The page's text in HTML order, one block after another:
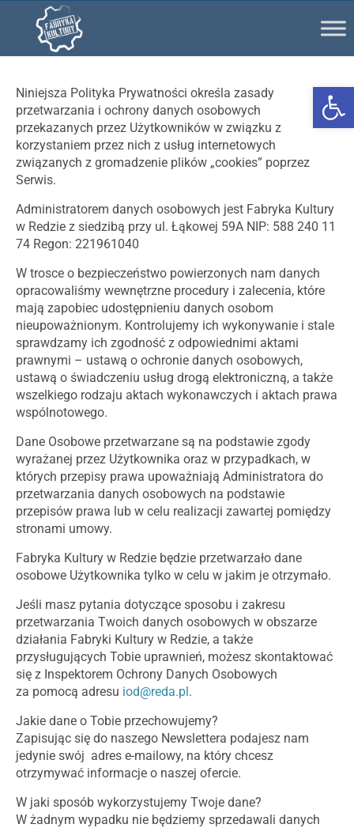
Niniejsza Polityka Prywatności określa zasady
przetwarzania i ochrony danych osobowych
przekazanych przez Użytkowników w związku z
korzystaniem przez nich z usług internetowych
związanych z gromadzenie plików „cookies” poprzez
Serwis.
Administratorem danych osobowych jest Fabryka Kultury
w Redzie z siedzibą przy ul. Łąkowej 59A NIP: 588 240 11
74 Regon: 221961040
W trosce o bezpieczeństwo powierzonych nam danych
opracowaliśmy wewnętrzne procedury i zalecenia, które
mają zapobiec udostępnieniu danych osobom
nieupoważnionym. Kontrolujemy ich wykonywanie i stale
sprawdzamy ich zgodność z odpowiednimi aktami
prawnymi – ustawą o ochronie danych osobowych,
ustawą o świadczeniu usług drogą elektroniczną, a także
wszelkiego rodzaju aktach wykonawczych i aktach prawa
wspólnotowego.
Dane Osobowe przetwarzane są na podstawie zgody
wyrażanej przez Użytkownika oraz w przypadkach, w
których przepisy prawa upoważniają Administratora do
przetwarzania danych osobowych na podstawie
przepisów prawa lub w celu realizacji zawartej pomiędzy
stronami umowy.
Fabryka Kultury w Redzie będzie przetwarzało dane
osobowe Użytkownika tylko w celu w jakim je otrzymało.
Jeśli masz pytania dotyczące sposobu i zakresu
przetwarzania Twoich danych osobowych w obszarze
działania Fabryki Kultury w Redzie, a także
przysługujących Tobie uprawnień, możesz skontaktować
się z Inspektorem Ochrony Danych Osobowych
za pomocą adresu iod@reda.pl.
Jakie dane o Tobie przechowujemy?
Zapisując się do naszego Newslettera podajesz nam
jedynie swój adres e-mailowy, na który chcesz
otrzymywać informacje o naszej ofercie.
W jaki sposób wykorzystujemy Twoje dane?
W żadnym wypadku nie będziemy sprzedawali danych